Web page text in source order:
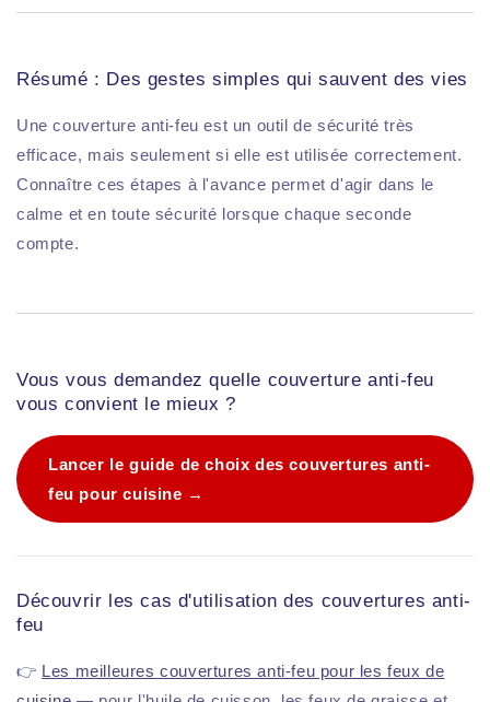
Résumé : Des gestes simples qui sauvent des vies
Une couverture anti-feu est un outil de sécurité très
efficace, mais seulement si elle est utilisée correctement.
Connaître ces étapes à l'avance permet d'agir dans le
calme et en toute sécurité lorsque chaque seconde
compte.
Vous vous demandez quelle couverture anti-feu
vous convient le mieux ?
Lancer le guide de choix des couvertures anti-
feu pour cuisine →
Découvrir les cas d'utilisation des couvertures anti-
feu
👉 Les meilleures couvertures anti-feu pour les feux de